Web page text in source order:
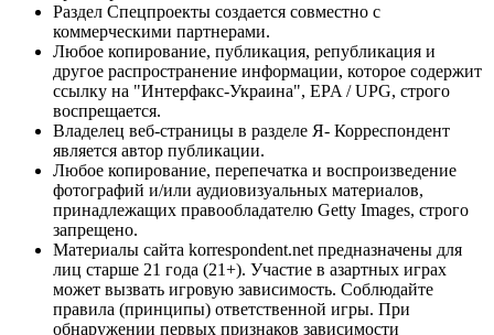
Раздел Спецпроекты создается совместно с
коммерческими партнерами.
Любое копирование, публикация, републикация и
другое распространение информации, которое содержит
ссылку на "Интерфакс-Украина", EPA / UPG, строго
воспрещается.
Владелец веб-страницы в разделе Я- Корреспондент
является автор публикации.
Любое копирование, перепечатка и воспроизведение
фотографий и/или аудиовизуальных материалов,
принадлежащих правообладателю Getty Images, строго
запрещено.
Материалы сайта korrespondent.net предназначены для
лиц старше 21 года (21+). Участие в азартных играх
может вызвать игровую зависимость. Соблюдайте
правила (принципы) ответственной игры. При
обнаружении первых признаков зависимости